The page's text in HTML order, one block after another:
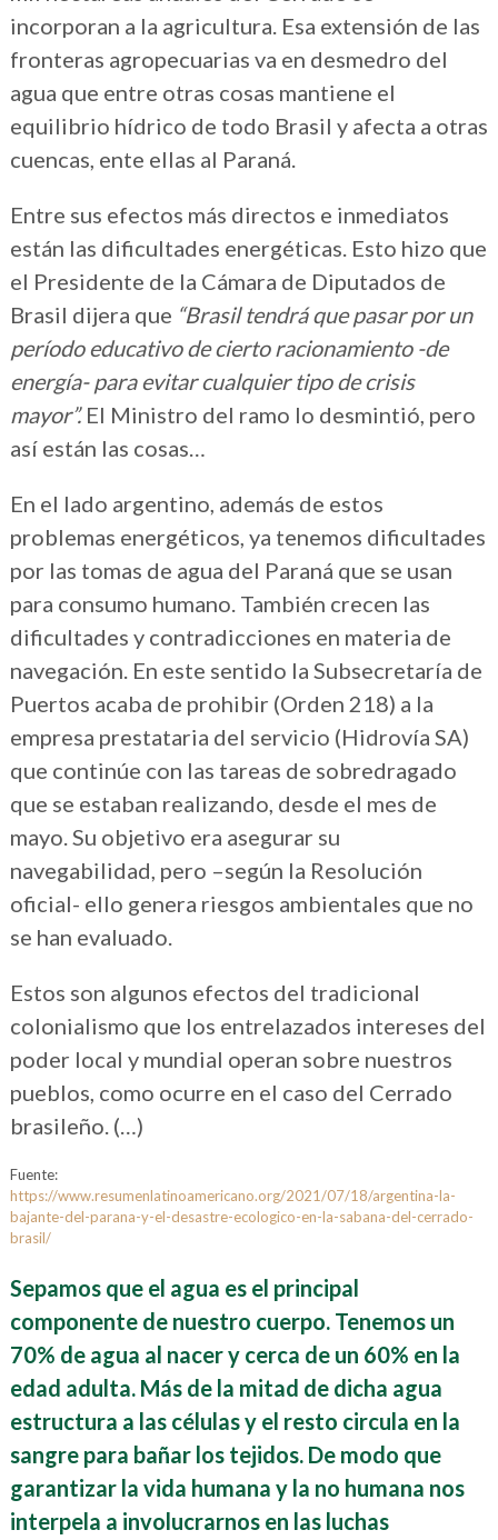
incorporan a la agricultura. Esa extensión de las
fronteras agropecuarias va en desmedro del
agua que entre otras cosas mantiene el
equilibrio hídrico de todo Brasil y afecta a otras
cuencas, ente ellas al Paraná.
Entre sus efectos más directos e inmediatos
están las dificultades energéticas. Esto hizo que
el Presidente de la Cámara de Diputados de
Brasil dijera que “Brasil tendrá que pasar por un
período educativo de cierto racionamiento -de
energía- para evitar cualquier tipo de crisis
mayor”.El Ministro del ramo lo desmintió, pero
así están las cosas…
En el lado argentino, además de estos
problemas energéticos, ya tenemos dificultades
por las tomas de agua del Paraná que se usan
para consumo humano. También crecen las
dificultades y contradicciones en materia de
navegación. En este sentido la Subsecretaría de
Puertos acaba de prohibir (Orden 218) a la
empresa prestataria del servicio (Hidrovía SA)
que continúe con las tareas de sobredragado
que se estaban realizando, desde el mes de
mayo. Su objetivo era asegurar su
navegabilidad, pero –según la Resolución
oficial- ello genera riesgos ambientales que no
se han evaluado.
Estos son algunos efectos del tradicional
colonialismo que los entrelazados intereses del
poder local y mundial operan sobre nuestros
pueblos, como ocurre en el caso del Cerrado
brasileño. (…)
Fuente:
https://www.resumenlatinoamericano.org/2021/07/18/argentina-la-
bajante-del-parana-y-el-desastre-ecologico-en-la-sabana-del-cerrado-
brasil/
Sepamos que el agua es el principal
componente de nuestro cuerpo. Tenemos un
70% de agua al nacer y cerca de un 60% en la
edad adulta. Más de la mitad de dicha agua
estructura a las células y el resto circula en la
sangre para bañar los tejidos. De modo que
garantizar la vida humana y la no humana nos
interpela a involucrarnos en las luchas